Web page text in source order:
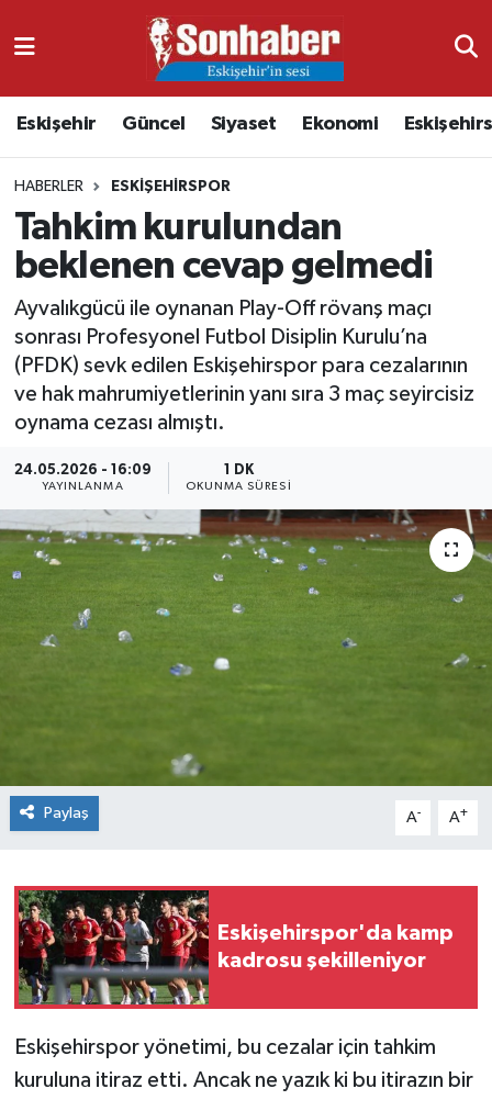
Eskişehir Güncel Siyaset Ekonomi
HABERLER ESKIŞEHIRSPOR
Tahkim kurulundan
beklenen cevap gelmedi
Ayvalıkgücü ile oynanan Play-Off rövanş maçı
sonrası Profesyonel Futbol Disiplin Kurulu’na
(PFDK) sevk edilen Eskişehirspor para cezalarının
ve hak mahrumiyetlerinin yanı sıra 3 maç seyircisiz
oynama cezası almıştı.
24.05.2026 - 16:09
YAYINLANMA
1 DK
OKUNMA SÜRESI
Paylaş A- A+
Eskişehirspor'da kamp
kadrosu şekilleniyor
Eskişehirspor yönetimi, bu cezalar için tahkim
kuruluna itiraz etti. Ancak ne yazık ki bu itirazın bir
Ekonomi
Güncel
Kültür & Sanat
Magazin
Resmi İlanlar
Sağlık
Siyaset
Spor
Nöbetçi Eczaneler
Namaz Vakitleri
Trafik Durumu
Süper Lig Puan Durumu ve Fikstür
Tüm Manşetler
Son Dakika Haberleri
Haber Arşivi